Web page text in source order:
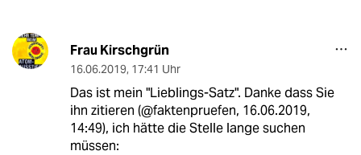
Frau Kirschgrün
16.06.2019, 17:41 Uhr
Das ist mein "Lieblings-Satz". Danke dass Sie
ihn zitieren (@faktenpruefen, 16.06.2019,
14:49), ich hätte die Stelle lange suchen
müssen: